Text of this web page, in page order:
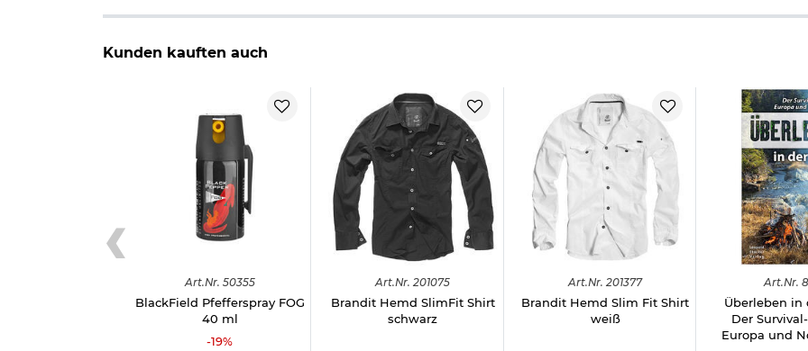
Kunden kauften auch
Art.Nr. 50355
BlackField Pfefferspray FOG
40 ml
-19%
Art.Nr. 201075
Brandit Hemd SlimFit Shirt
schwarz
Art.Nr. 201377
Brandit Hemd Slim Fit Shirt
weiß
Art.Nr.
Überleben in
Der
Europa und